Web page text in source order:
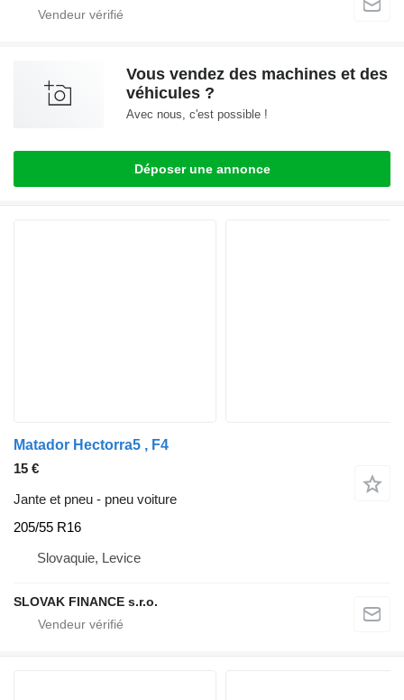
Vous vendez des machines et des
véhicules ?
Avec nous, c'est possible !
Déposer une annonce
Matador Hectorra5 , F4
15 €
Jante et pneu - pneu voiture
205/55 R16
Slovaquie, Levice
SLOVAK FINANCE s.r.o.